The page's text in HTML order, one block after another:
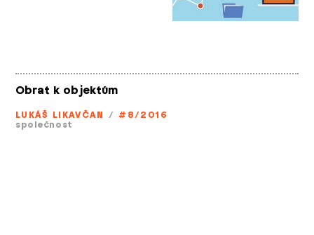
Obrat k objektům
LUKÁŠ LIKAVČAN / #8/2016
společnost